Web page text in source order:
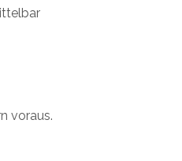
voraus.